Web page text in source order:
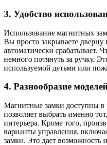
3. Удобство
Использование магнитных
Вы просто закрываете
автоматически срабатывает.
немного потянуть за ручку.
используемой детьми или
4. Разнообразие
Магнитные замки доступны в
позволяет выбрать именно
интерьера. Кроме того,
варианты управления,
замки. Это дает возможность